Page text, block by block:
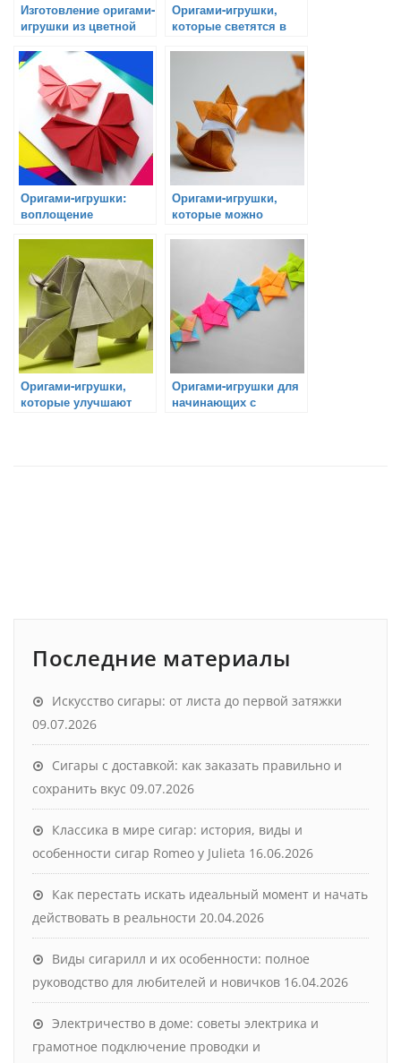
Изготовление оригами-
игрушки из цветной
для начинающих
Оригами-игрушки,
которые светятся в
Оригами-игрушки:
воплощение
бумаги
Оригами-игрушки,
которые можно
Оригами-игрушки,
которые улучшают
Оригами-игрушки для
начинающих с
Последние материалы
Искусство сигары: от листа до первой затяжки
09.07.2026
Сигары с доставкой: как заказать правильно и
сохранить вкус 09.07.2026
Классика в мире сигар: история, виды и
особенности сигар Romeo y Julieta 16.06.2026
Как перестать искать идеальный момент и начать
действовать в реальности 20.04.2026
Виды сигарилл и их особенности: полное
руководство для любителей и новичков 16.04.2026
Электричество в доме: советы электрика и
грамотное подключение проводки и